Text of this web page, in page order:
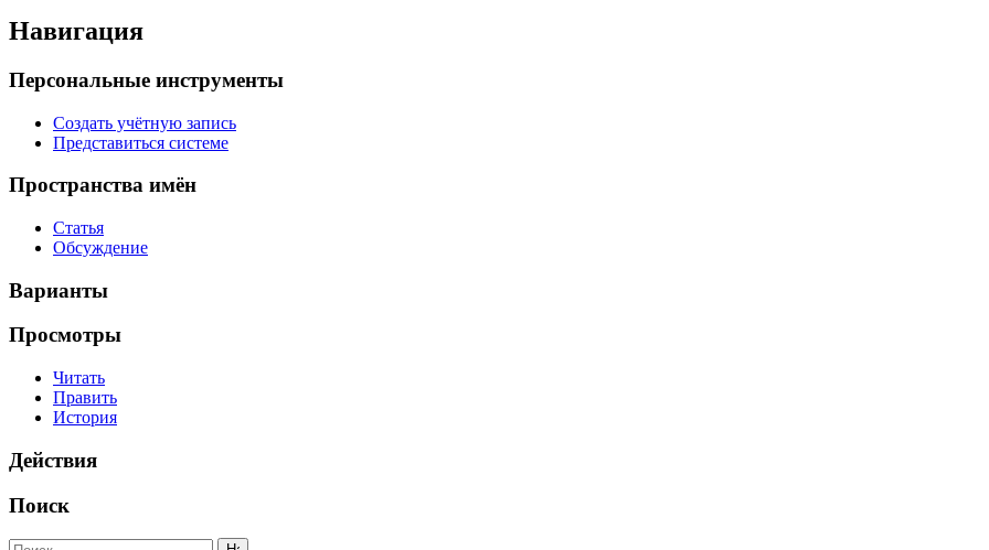
Навигация
Персональные инструменты
Создать учётную запись
Представиться системе
Пространства имён
Статья
Обсуждение
Варианты
Просмотры
Читать
Править
История
Действия
Поиск